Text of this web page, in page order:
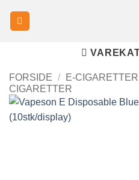
FORSIDE / E-
CIGARETTER